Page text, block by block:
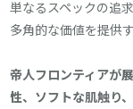
単なるスペックの追
多角的な価値を提供
帝人フロンティアが
性、ソフトな肌触り